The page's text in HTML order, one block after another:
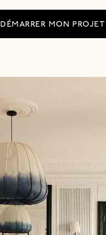
démarrer mon projet